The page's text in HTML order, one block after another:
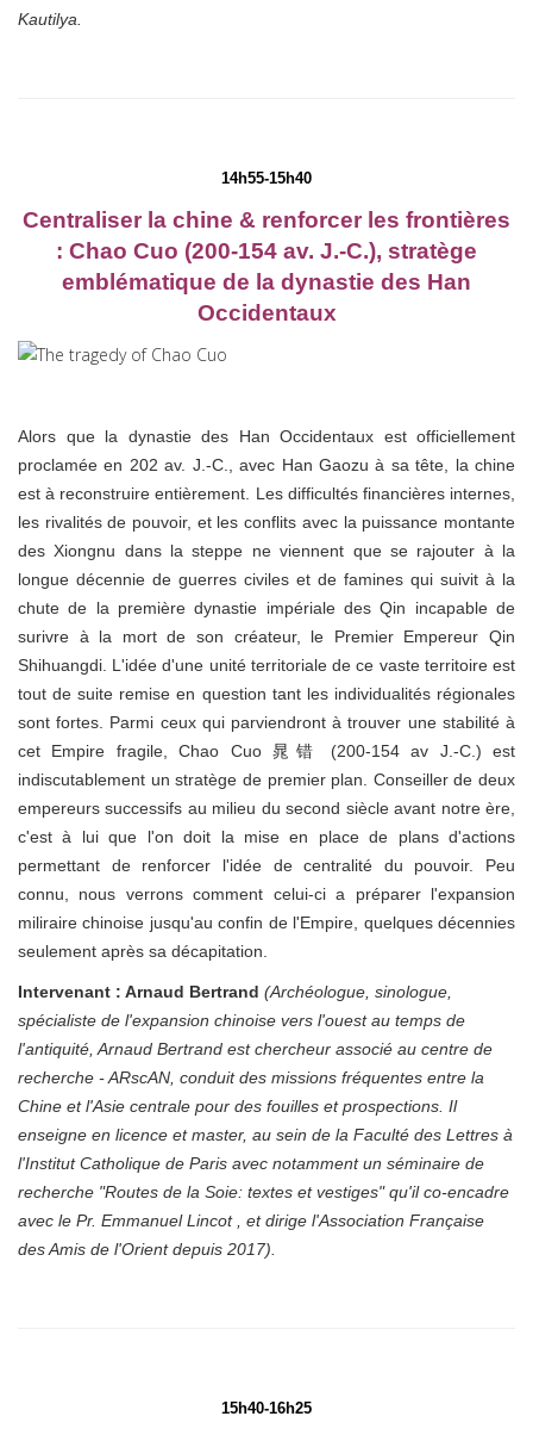
Kautilya.
14h55-15h40
Centraliser la chine & renforcer les frontières
: Chao Cuo (200-154 av. J.-C.), stratège
emblématique de la dynastie des Han
Occidentaux
Alors que la dynastie des Han Occidentaux est officiellement
proclamée en 202 av. J.-C., avec Han Gaozu à sa tête, la chine
est à reconstruire entièrement. Les difficultés financières internes,
les rivalités de pouvoir, et les conflits avec la puissance montante
des Xiongnu dans la steppe ne viennent que se rajouter à la
longue décennie de guerres civiles et de famines qui suivit à la
chute de la première dynastie impériale des Qin incapable de
surivre à la mort de son créateur, le Premier Empereur Qin
Shihuangdi. L'idée d'une unité territoriale de ce vaste territoire est
tout de suite remise en question tant les individualités régionales
sont fortes. Parmi ceux qui parviendront à trouver une stabilité à
cet Empire fragile, Chao Cuo 晁错 (200-154 av J.-C.) est
indiscutablement un stratège de premier plan. Conseiller de deux
empereurs successifs au milieu du second siècle avant notre ère,
c'est à lui que l'on doit la mise en place de plans d'actions
permettant de renforcer l'idée de centralité du pouvoir. Peu
connu, nous verrons comment celui-ci a préparer l'expansion
miliraire chinoise jusqu'au confin de l'Empire, quelques décennies
seulement après sa décapitation.
Intervenant : Arnaud Bertrand (Archéologue, sinologue,
spécialiste de l'expansion chinoise vers l'ouest au temps de
l'antiquité, Arnaud Bertrand est chercheur associé au centre de
recherche - ARscAN, conduit des missions fréquentes entre la
Chine et l'Asie centrale pour des fouilles et prospections. Il
enseigne en licence et master, au sein de la Faculté des Lettres à
l'Institut Catholique de Paris avec notamment un séminaire de
recherche "Routes de la Soie: textes et vestiges" qu'il co-encadre
avec le Pr. Emmanuel Lincot , et dirige l'Association Française
des Amis de l'Orient depuis 2017).
15h40-16h25